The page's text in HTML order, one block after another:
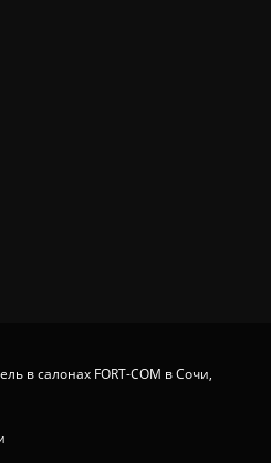
в салонах FORT-COM в Сочи,